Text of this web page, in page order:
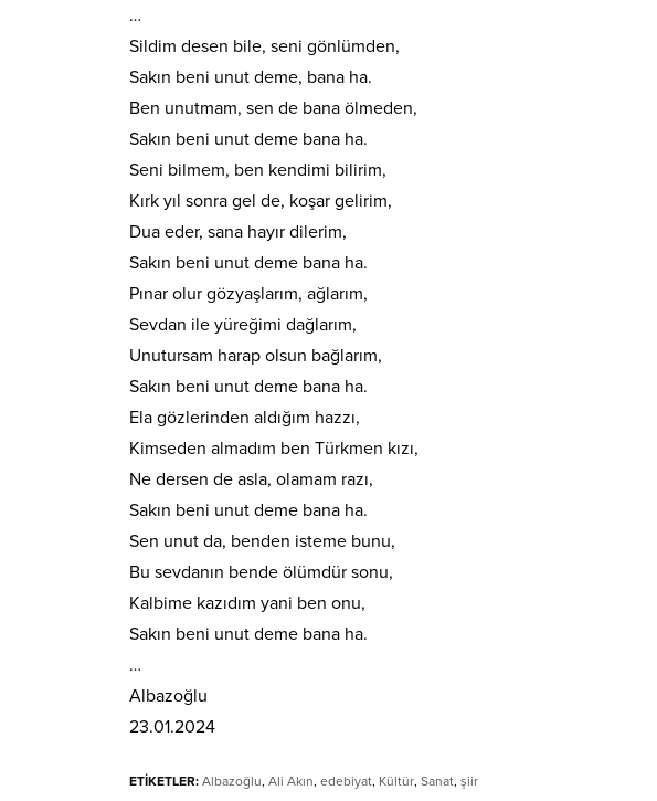
…
Sildim desen bile, seni gönlümden,
Sakın beni unut deme, bana ha.
Ben unutmam, sen de bana ölmeden,
Sakın beni unut deme bana ha.
Seni bilmem, ben kendimi bilirim,
Kırk yıl sonra gel de, koşar gelirim,
Dua eder, sana hayır dilerim,
Sakın beni unut deme bana ha.
Pınar olur gözyaşlarım, ağlarım,
Sevdan ile yüreğimi dağlarım,
Unutursam harap olsun bağlarım,
Sakın beni unut deme bana ha.
Ela gözlerinden aldığım hazzı,
Kimseden almadım ben Türkmen kızı,
Ne dersen de asla, olamam razı,
Sakın beni unut deme bana ha.
Sen unut da, benden isteme bunu,
Bu sevdanın bende ölümdür sonu,
Kalbime kazıdım yani ben onu,
Sakın beni unut deme bana ha.
…
Albazoğlu
23.01.2024
ETİKETLER: Albazoğlu, Ali Akın, edebiyat, Kültür, Sanat, şiir